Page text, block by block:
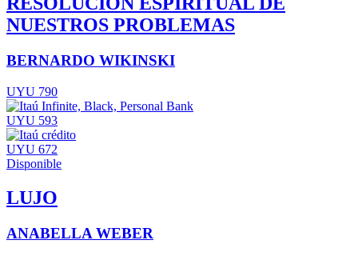
NUESTROS PROBLEMAS
BERNARDO WIKINSKI
UYU 790
UYU 593
UYU 672
Disponible
LUJO
ANABELLA WEBER